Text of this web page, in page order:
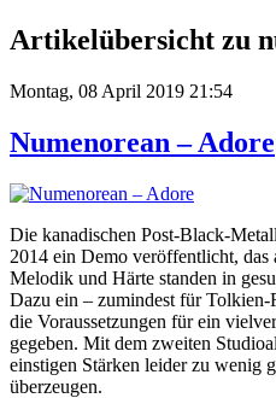
Artikelübersicht zu
Montag, 08 April 2019 21:54
Numenorean – Adore
Die kanadischen Post-Black-
2014 ein Demo veröffentlicht, das
Melodik und Härte standen in
Dazu ein – zumindest für Tolkien-
die Voraussetzungen für ein
gegeben. Mit dem zweiten
einstigen Stärken leider zu wenig
überzeugen.